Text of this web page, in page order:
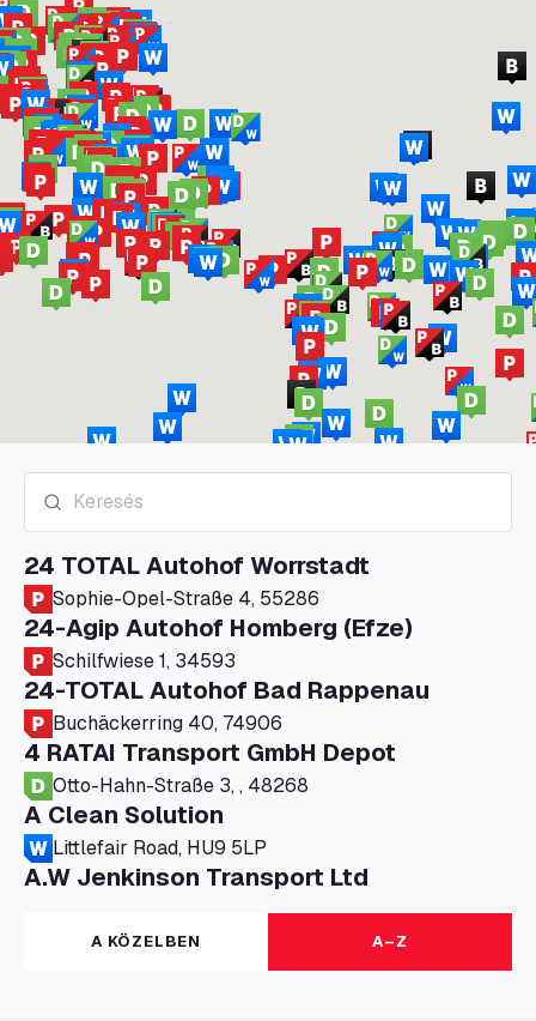
24 TOTAL Autohof Worrstadt
Sophie-Opel-Straße 4, 55286
24-Agip Autohof Homberg (Efze)
Schilfwiese 1, 34593
24-TOTAL Autohof Bad Rappenau
Buchäckerring 40, 74906
4 RATAI Transport GmbH Depot
Otto-Hahn-Straße 3, , 48268
A Clean Solution
Littlefair Road, HU9 5LP
A.W Jenkinson Transport Ltd
Progress House, ME11 5GA
A+G Nettetal - Depot Parking
Am Panneschopp 7, 41334
A KÖZELBEN A–Z